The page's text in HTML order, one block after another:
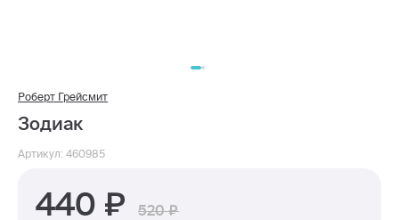
Роберт Грейсмит
Зодиак
Артикул: 460985
440 520